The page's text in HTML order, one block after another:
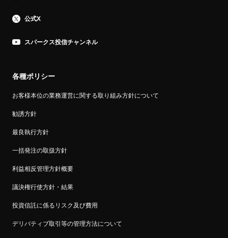
公式X
スパークス投信チャンネル
各種ポリシー
お客様本位の業務運営に関する取り組み方針について
勧誘方針
最良執行方針
一括発注の取扱方針
利益相反管理方針概要
議決権行使方針・結果
投資信託に係るリスク及び費用
デリバティブ取引等の管理方法について